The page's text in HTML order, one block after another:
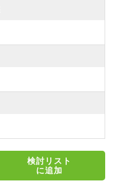
検討リスト
に追加